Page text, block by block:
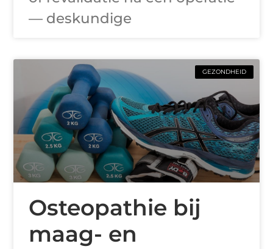
— deskundige
GEZONDHEID
Osteopathie bij
maag- en